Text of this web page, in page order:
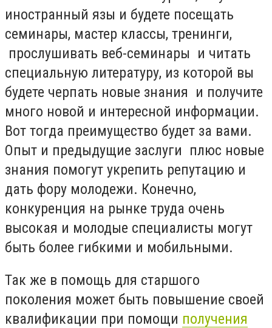
иностранный язы и будете посещать
семинары, мастер классы, тренинги,
прослушивать веб-семинары и читать
специальную литературу, из которой вы
будете черпать новые знания и получите
много новой и интересной информации.
Вот тогда преимущество будет за вами.
Опыт и предыдущие заслуги плюс новые
знания помогут укрепить репутацию и
дать фору молодежи. Конечно,
конкуренция на рынке труда очень
высокая и молодые специалисты могут
быть более гибкими и мобильными.
Так же в помощь для старшого
поколения может быть повышение своей
квалификации при помощи получения